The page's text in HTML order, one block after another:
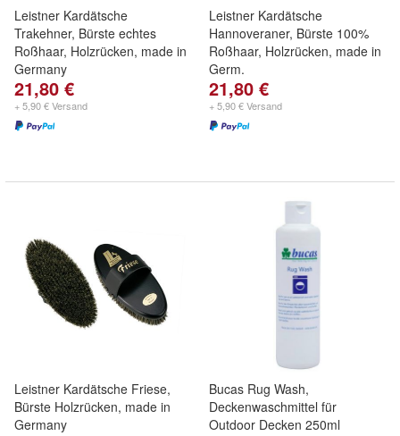
Leistner Kardätsche
Trakehner, Bürste echtes
Roßhaar, Holzrücken, made in
Germany
21,80 €
+ 5,90 € Versand
Leistner Kardätsche
Hannoveraner, Bürste 100%
Roßhaar, Holzrücken, made in
Germ.
21,80 €
+ 5,90 € Versand
Leistner Kardätsche Friese,
Bürste Holzrücken, made in
Germany
Bucas Rug Wash,
Deckenwaschmittel für
Outdoor Decken 250ml